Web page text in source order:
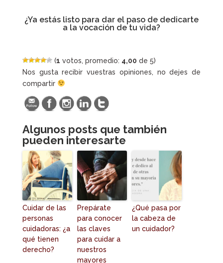
¿Ya estás listo para dar el paso de dedicarte
a la vocación de tu vida?
(1 votos, promedio: 4,00 de 5)
Nos gusta recibir vuestras opiniones, no dejes de
compartir
Algunos posts que también
pueden interesarte
Cuidar de las
personas
cuidadoras: ¿a
qué tienen
derecho?
Prepárate
para conocer
las claves
para cuidar a
nuestros
mayores
¿Qué pasa por
la cabeza de
un cuidador?